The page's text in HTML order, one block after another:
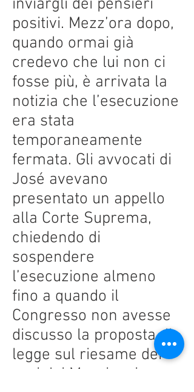
inviargli dei pensieri
positivi. Mezz’ora dopo,
quando ormai già
credevo che lui non ci
fosse più, è arrivata la
notizia che l’esecuzione
era stata
temporaneamente
fermata. Gli avvocati di
José avevano
presentato un appello
alla Corte Suprema,
chiedendo di
sospendere
l’esecuzione almeno
fino a quando il
Congresso non avesse
discusso la proposta di
legge sul riesame dei
casi dei Messicani.